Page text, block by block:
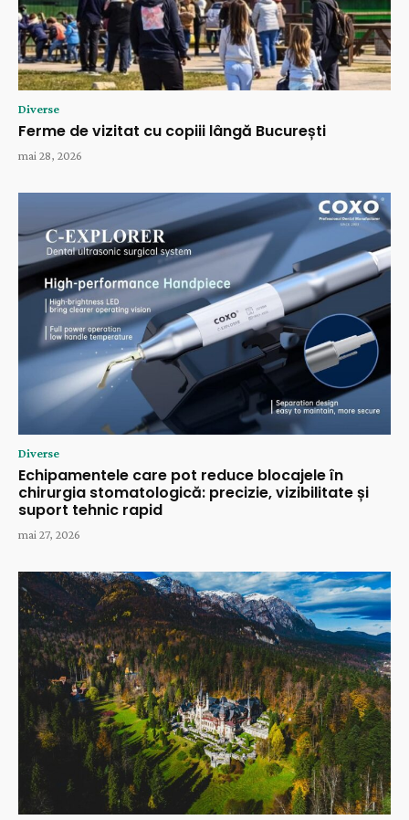
Diverse
Ferme de vizitat cu copiii lângă București
mai 28, 2026
Diverse
Echipamentele care pot reduce blocajele în
chirurgia stomatologică: precizie, vizibilitate și
suport tehnic rapid
mai 27, 2026